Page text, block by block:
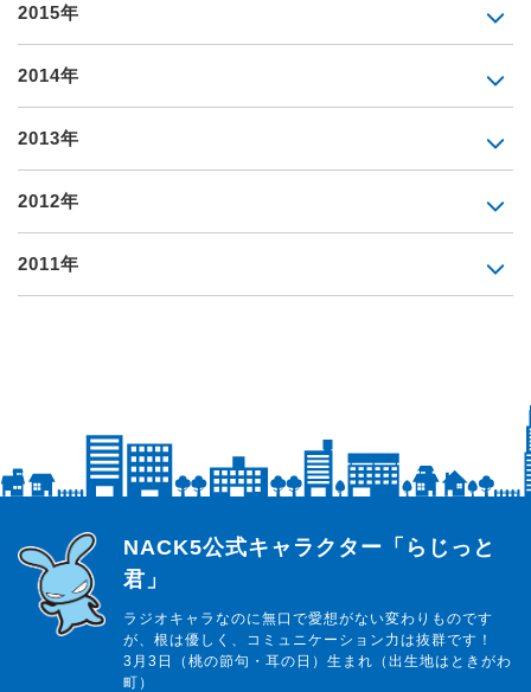
2015年
2014年
2013年
2012年
2011年
らじっと君
NACK5公式キャラクター「らじっと
君」
ラジオキャラなのに無口で愛想がない変わりものです
が、根は優しく、コミュニケーション力は抜群です！
3月3日（桃の節句・耳の日）生まれ（出生地はときがわ
町）